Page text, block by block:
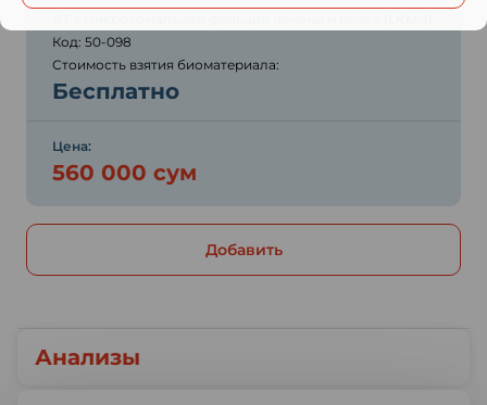
Анализы
Код: 50-098
Стоимость взятия биоматериала:
Бесплатно
Цена:
560 000 сум
Добавить